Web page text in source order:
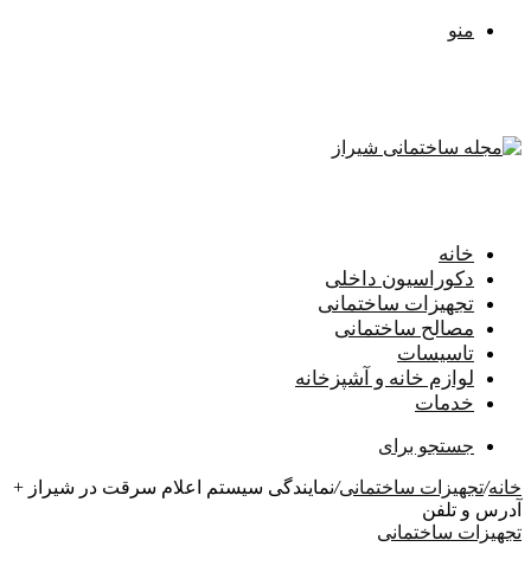
منو
خانه
دکوراسیون داخلی
تجهیزات ساختمانی
مصالح ساختمانی
تاسیسات
لوازم خانه و آشپزخانه
خدمات
جستجو برای
خانه/تجهیزات ساختمانی/نمایندگی سیستم اعلام سرقت در شیراز +
آدرس و تلفن
تجهیزات ساختمانی